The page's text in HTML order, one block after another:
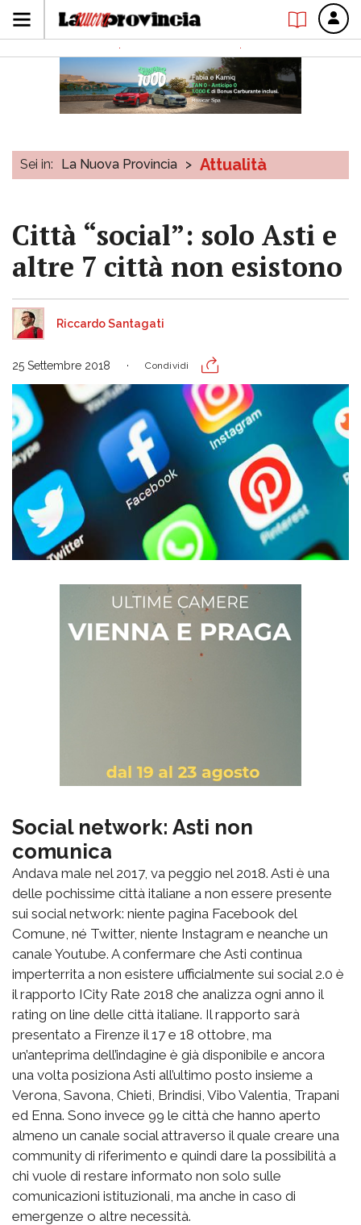
Sei in: La Nuova Provincia > Attualità
Città “social”: solo Asti e
altre 7 città non esistono
Riccardo Santagati
25 Settembre 2018 Condividi
Social network: Asti non
comunica
Andava male nel 2017, va peggio nel 2018. Asti è una
delle pochissime città italiane a non essere presente
sui social network: niente pagina Facebook del
Comune, né Twitter, niente Instagram e neanche un
canale Youtube. A confermare che Asti continua
imperterrita a non esistere ufficialmente sui social 2.0 è
il rapporto ICity Rate 2018 che analizza ogni anno il
rating on line delle città italiane. Il rapporto sarà
presentato a Firenze il 17 e 18 ottobre, ma
un’anteprima dell’indagine è già disponibile e ancora
una volta posiziona Asti all’ultimo posto insieme a
Verona, Savona, Chieti, Brindisi, Vibo Valentia, Trapani
ed Enna. Sono invece 99 le città che hanno aperto
almeno un canale social attraverso il quale creare una
community di riferimento e quindi dare la possibilità a
chi vuole di restare informato non solo sulle
comunicazioni istituzionali, ma anche in caso di
emergenze o altre necessità.